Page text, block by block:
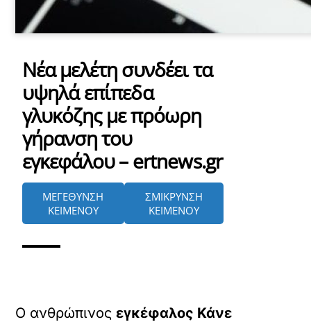
Νέα μελέτη συνδέει τα
υψηλά επίπεδα
γλυκόζης με πρόωρη
γήρανση του
εγκεφάλου – ertnews.gr
ΜΕΓΕΘΥΝΣΗ
ΚΕΙΜΕΝΟΥ
ΣΜΙΚΡΥΝΣΗ
ΚΕΙΜΕΝΟΥ
Ο ανθρώπινοςεγκέφαλος Κάνε